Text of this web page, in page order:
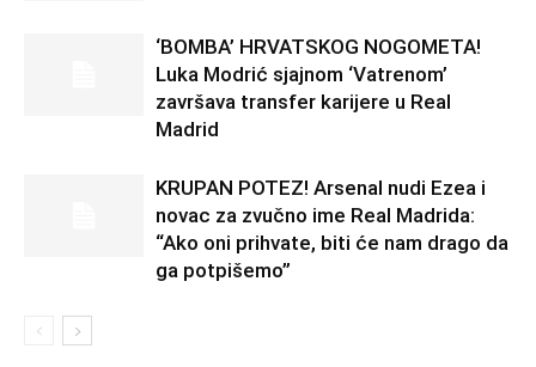
‘BOMBA’ HRVATSKOG NOGOMETA!
Luka Modrić sjajnom ‘Vatrenom’
završava transfer karijere u Real
Madrid
KRUPAN POTEZ! Arsenal nudi Ezea i
novac za zvučno ime Real Madrida:
“Ako oni prihvate, biti će nam drago da
ga potpišemo”